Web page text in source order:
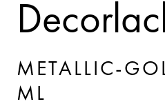
METALLIC-
ML